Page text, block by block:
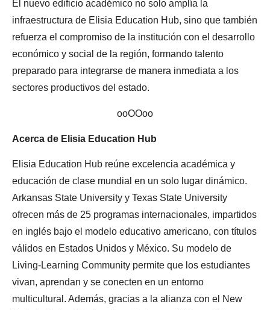
El nuevo edificio académico no solo amplía la
infraestructura de Elisia Education Hub, sino que también
refuerza el compromiso de la institución con el desarrollo
económico y social de la región, formando talento
preparado para integrarse de manera inmediata a los
sectores productivos del estado.
ooOOoo
Acerca de Elisia Education Hub
Elisia Education Hub reúne excelencia académica y
educación de clase mundial en un solo lugar dinámico.
Arkansas State University y Texas State University
ofrecen más de 25 programas internacionales, impartidos
en inglés bajo el modelo educativo americano, con títulos
válidos en Estados Unidos y México. Su modelo de
Living-Learning Community permite que los estudiantes
vivan, aprendan y se conecten en un entorno
multicultural. Además, gracias a la alianza con el New